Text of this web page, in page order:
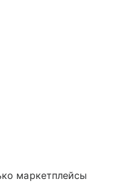
маркетплейсы